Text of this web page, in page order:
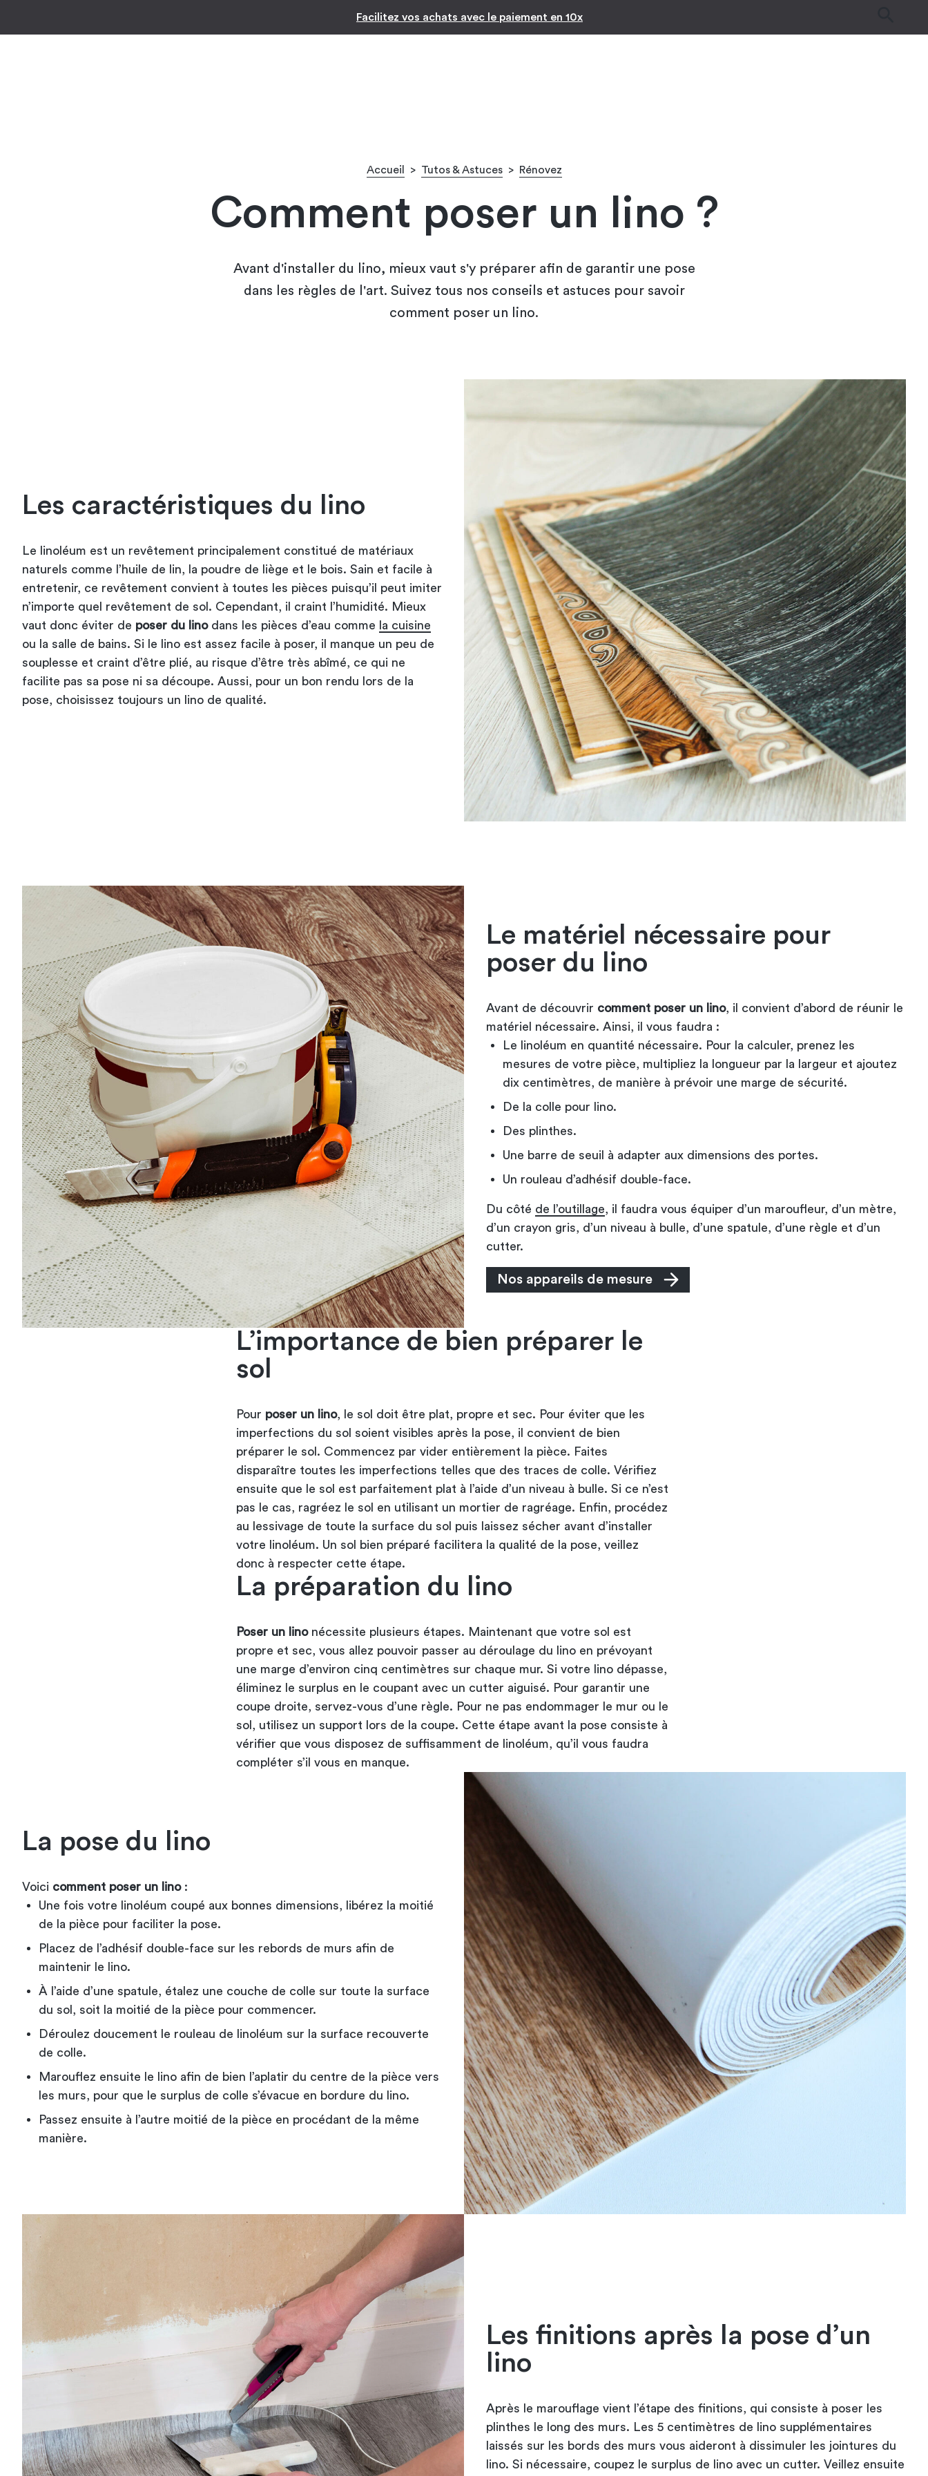
-10% pour les jeunes diplômés !* 🎉Inspiration par pièces
Accueil > Tutos & Astuces > Rénovez
Comment poser un lino ?
Avant d'installer du lino, mieux vaut s'y préparer afin de garantir une pose
dans les règles de l'art. Suivez tous nos conseils et astuces pour savoir
comment poser un lino.
Les caractéristiques du lino
Le linoléum est un revêtement principalement constitué de matériaux
naturels comme l’huile de lin, la poudre de liège et le bois. Sain et facile à
entretenir, ce revêtement convient à toutes les pièces puisqu’il peut imiter
n’importe quel revêtement de sol. Cependant, il craint l’humidité. Mieux
vaut donc éviter de poser du linodans les pièces d’eau comme
la cuisine
ou la salle de bains. Si le lino est assez facile à poser, il manque un peu de
souplesse et craint d’être plié, au risque d’être très abîmé, ce qui ne
facilite pas sa pose ni sa découpe. Aussi, pour un bon rendu lors de la
pose, choisissez toujours un lino de qualité.
Le matériel nécessaire pour
poser du lino
Avant de découvrir comment poser un lino, il convient d’abord de réunir le
matériel nécessaire. Ainsi, il vous faudra :
Le linoléum en quantité nécessaire. Pour la calculer, prenez les
mesures de votre pièce, multipliez la longueur par la largeur et ajoutez
dix centimètres, de manière à prévoir une marge de sécurité.
De la colle pour lino.
Des plinthes.
Une barre de seuil à adapter aux dimensions des portes.
Un rouleau d’adhésif double-face.
Du côté de l’outillage , il faudra vous équiper d’un maroufleur, d’un mètre,
d’un crayon gris, d’un niveau à bulle, d’une spatule, d’une règle et d’un
cutter.
Nos appareils de mesure
L’importance de bien préparer le
sol
Pour poser un lino, le sol doit être plat, propre et sec. Pour éviter que les
imperfections du sol soient visibles après la pose, il convient de bien
préparer le sol. Commencez par vider entièrement la pièce. Faites
disparaître toutes les imperfections telles que des traces de colle. Vérifiez
ensuite que le sol est parfaitement plat à l’aide d’un niveau à bulle. Si ce n’est
pas le cas, ragréez le sol en utilisant un mortier de ragréage. Enfin, procédez
au lessivage de toute la surface du sol puis laissez sécher avant d’installer
votre linoléum. Un sol bien préparé facilitera la qualité de la pose, veillez
donc à respecter cette étape.
La préparation du lino
Poser un linonécessite plusieurs étapes. Maintenant que votre sol est
propre et sec, vous allez pouvoir passer au déroulage du lino en prévoyant
une marge d’environ cinq centimètres sur chaque mur. Si votre lino dépasse,
éliminez le surplus en le coupant avec un cutter aiguisé. Pour garantir une
coupe droite, servez-vous d’une règle. Pour ne pas endommager le mur ou le
sol, utilisez un support lors de la coupe. Cette étape avant la pose consiste à
vérifier que vous disposez de suffisamment de linoléum, qu’il vous faudra
compléter s’il vous en manque.
La pose du lino
Voici comment poser un lino:
Une fois votre linoléum coupé aux bonnes dimensions, libérez la moitié
de la pièce pour faciliter la pose.
Placez de l’adhésif double-face sur les rebords de murs afin de
maintenir le lino.
À l’aide d’une spatule, étalez une couche de colle sur toute la surface
du sol, soit la moitié de la pièce pour commencer.
Déroulez doucement le rouleau de linoléum sur la surface recouverte
de colle.
Marouflez ensuite le lino afin de bien l’aplatir du centre de la pièce vers
les murs, pour que le surplus de colle s’évacue en bordure du lino.
Passez ensuite à l’autre moitié de la pièce en procédant de la même
manière.
Les finitions après la pose d’un
lino
Après le marouflage vient l’étape des finitions, qui consiste à poser les
plinthes le long des murs. Les 5 centimètres de lino supplémentaires
laissés sur les bords des murs vous aideront à dissimuler les jointures du
lino. Si nécessaire, coupez le surplus de lino avec un cutter. Veillez ensuite